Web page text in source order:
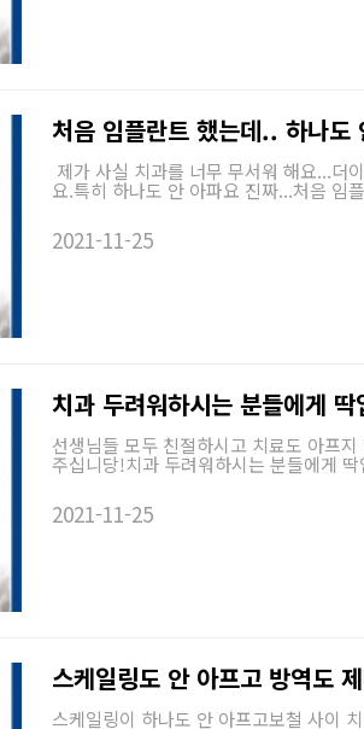
처음 임플란트 했는데.. 하나도
제가 사실 치과를 너무 무서워 해요...더
요.특히 하나도 안 아파요 진짜...처음 임
2021-11-25
치과 두려워하시는 분들에게 딱
선생님들 모두 친절하시고 치료도 아프
주십니당!치과 두려워하시는 분들에게
2021-11-25
스케일링도 안 아프고 방역도
스케일링이 하나도 안 아프고보철 사이